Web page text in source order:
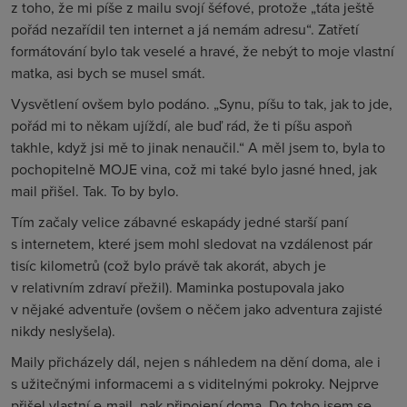
z toho, že mi píše z mailu svojí šéfové, protože „táta ještě
pořád nezařídil ten internet a já nemám adresu“. Zatřetí
formátování bylo tak veselé a hravé, že nebýt to moje vlastní
matka, asi bych se musel smát.
Vysvětlení ovšem bylo podáno. „Synu, píšu to tak, jak to jde,
pořád mi to někam ujíždí, ale buď rád, že ti píšu aspoň
takhle, když jsi mě to jinak nenaučil.“ A měl jsem to, byla to
pochopitelně MOJE vina, což mi také bylo jasné hned, jak
mail přišel. Tak. To by bylo.
Tím začaly velice zábavné eskapády jedné starší paní
s internetem, které jsem mohl sledovat na vzdálenost pár
tisíc kilometrů (což bylo právě tak akorát, abych je
v relativním zdraví přežil). Maminka postupovala jako
v nějaké adventuře (ovšem o něčem jako adventura zajisté
nikdy neslyšela).
Maily přicházely dál, nejen s náhledem na dění doma, ale i
s užitečnými informacemi a s viditelnými pokroky. Nejprve